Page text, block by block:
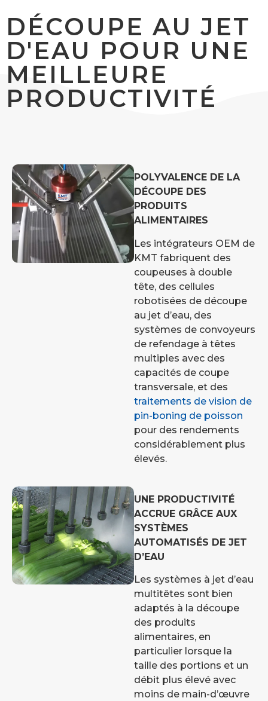
DÉCOUPE AU JET
D'EAU POUR UNE
MEILLEURE
PRODUCTIVITÉ
POLYVALENCE DE LA
DÉCOUPE DES
PRODUITS
ALIMENTAIRES
Les intégrateurs OEM de
KMT fabriquent des
coupeuses à double
tête, des cellules
robotisées de découpe
au jet d’eau, des
systèmes de convoyeurs
de refendage à têtes
multiples avec des
capacités de coupe
transversale, et des
traitements de vision de
pin-boning de poisson
pour des rendements
considérablement plus
élevés.
UNE PRODUCTIVITÉ
ACCRUE GRÂCE AUX
SYSTÈMES
AUTOMATISÉS DE JET
D’EAU
Les systèmes à jet d’eau
multitêtes sont bien
adaptés à la découpe
des produits
alimentaires, en
particulier lorsque la
taille des portions et un
débit plus élevé avec
moins de main-d’œuvre